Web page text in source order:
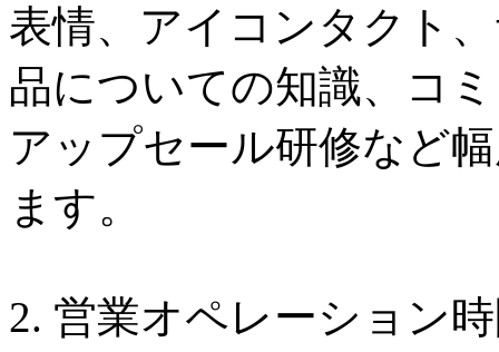
表情、アイコンタクト
品についての知識、コ
アップセール研修など
ます。
2. 営業オペレーション